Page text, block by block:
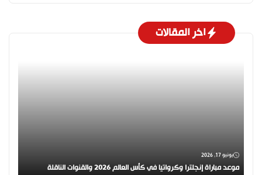
اخر المقالات
يونيو 17, 2026
موعد مباراة إنجلترا وكرواتيا في كأس العالم 2026 والقنوات الناقلة